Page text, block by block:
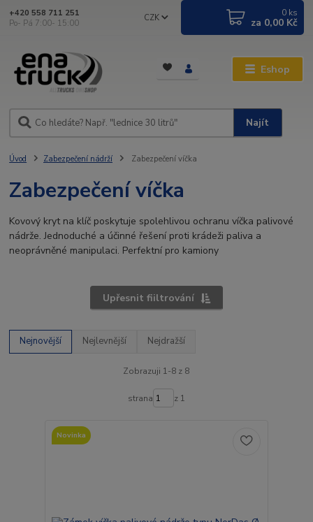
Eshop
CZK
Najít
+420 558 711 251
Po- Pá 7:00- 15:00
0 ks
za 0,00 Kč
Úvod Zabezpečení nádrží Zabezpečení víčka
Zabezpečení víčka
Kovový kryt na klíč poskytuje spolehlivou ochranu víčka palivové
nádrže. Jednoduché a účinné řešení proti krádeži paliva a
neoprávněné manipulaci. Perfektní pro kamiony
Upřesnit fiiltrování
Nejnovější Nejlevnější Nejdražší
Zobrazuji 1-8 z 8
strana z 1
Novinka